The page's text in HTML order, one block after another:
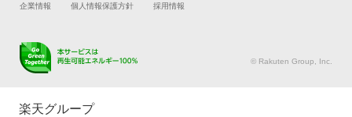
車検の基礎知識 キャンペーン一覧
試乗・商談 新車購入
キズ修理予約
メンテナンス管理
タイヤ交換サービス
企業情報 個人情報保護方針 採用情報
© Rakuten Group, Inc.
楽天グループ